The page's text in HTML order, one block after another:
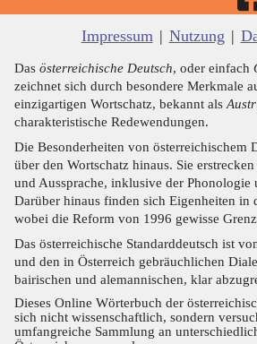
Impressum | Nutzung |
Das österreichische Deutsch, oder einfach
zeichnet sich durch besondere Merkmale
einzigartigen Wortschatz, bekannt als
charakteristische Redewendungen.
Die Besonderheiten von österreichischem
über den Wortschatz hinaus. Sie
und Aussprache, inklusive der Phonologie
Darüber hinaus finden sich Eigenheiten in
wobei die Reform von 1996 gewisse
Das österreichische Standarddeutsch ist
und den in Österreich gebräuchlichen
bairischen und alemannischen, klar
Dieses Online Wörterbuch der
sich nicht wissenschaftlich, sondern
umfangreiche Sammlung an